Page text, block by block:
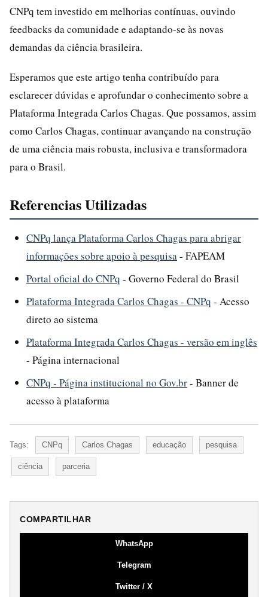
CNPq tem investido em melhorias contínuas, ouvindo
feedbacks da comunidade e adaptando-se às novas
demandas da ciência brasileira.
Esperamos que este artigo tenha contribuído para
esclarecer dúvidas e aprofundar o conhecimento sobre a
Plataforma Integrada Carlos Chagas. Que possamos, assim
como Carlos Chagas, continuar avançando na construção
de uma ciência mais robusta, inclusiva e transformadora
para o Brasil.
Referencias Utilizadas
CNPq lança Plataforma Carlos Chagas para abrigar
informações sobre apoio à pesquisa - FAPEAM
Portal oficial do CNPq - Governo Federal do Brasil
Plataforma Integrada Carlos Chagas - CNPq - Acesso
direto ao sistema
Plataforma Integrada Carlos Chagas - versão em inglês
- Página internacional
CNPq - Página institucional no Gov.br- Banner de
acesso à plataforma
Tags: CNPq Carlos Chagas educação pesquisa
ciência parceria
COMPARTILHAR
WhatsApp
Telegram
Twitter / X